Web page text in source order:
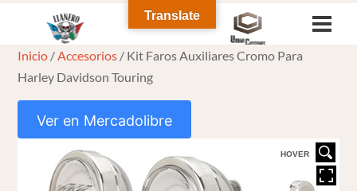
content
Inicio /Accesorios / Kit Faros Auxiliares Cromo Para
Harley Davidson Touring
Ver en Mercadolibre
HOVER
Translate